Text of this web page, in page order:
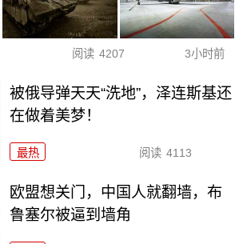
阅读 4207 3小时前
被俄导弹天天“洗地”，泽连斯基还
在做着美梦！
最热 阅读 4113
欧盟想关门，中国人就翻墙，布
鲁塞尔被逼到墙角